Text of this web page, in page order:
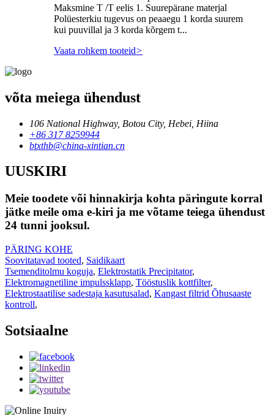
Maksmine T /T eelis 1. Suurepärane materjal
Polüesterkiu tugevus on peaaegu 1 korda suurem
kui puuvillal ja 3 korda kõrgem t...
Vaata rohkem tooteid>
võta meiega ühendust
106 National Highway, Botou City, Hebei, Hiina
+86 317 8259944
btxthb@china-xintian.cn
UUSKIRI
Meie toodete või hinnakirja kohta päringute korral
jätke meile oma e-kiri ja me võtame teiega ühendust
24 tunni jooksul.
PÄRING KOHE
Soovitatavad tooted, Saidikaart
Tsemenditolmu koguja, Elektrostatik Precipitator,
Elektromagnetiline impulssklapp, Tööstuslik kottfilter,
Elektrostaatilise sadestaja kasutusalad, Kangast filtrid Õhusaaste
kontroll,
Sotsiaalne